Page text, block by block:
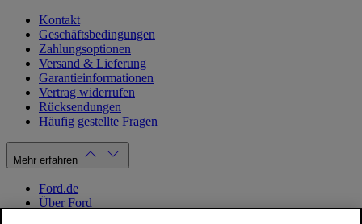
Kontakt
Geschäftsbedingungen
Zahlungsoptionen
Versand & Lieferung
Garantieinformationen
Vertrag widerrufen
Rücksendungen
Häufig gestellte Fragen
Mehr erfahren
Ford.de
Über Ford